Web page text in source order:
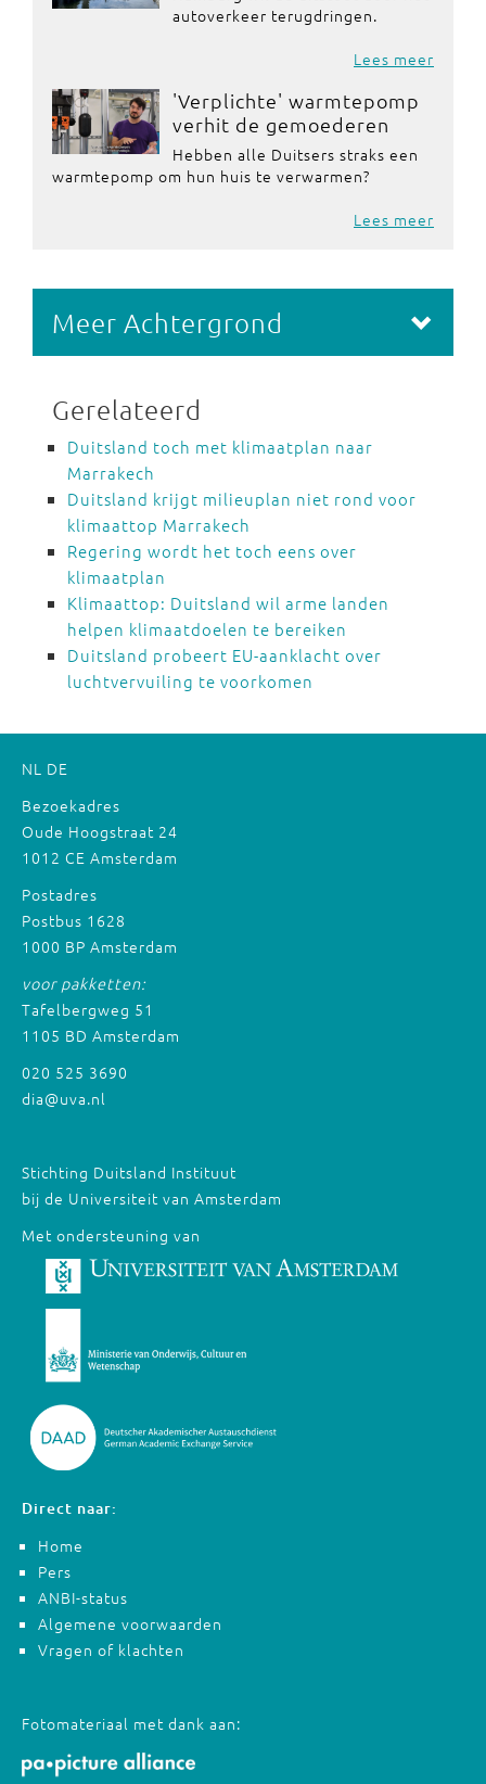
autoverkeer terugdringen.
Lees meer
'Verplichte' warmtepomp
verhit de gemoederen
Hebben alle Duitsers straks een
warmtepomp om hun huis te verwarmen?
Lees meer
Meer Achtergrond
Gerelateerd
Duitsland toch met klimaatplan naar
Marrakech
Duitsland krijgt milieuplan niet rond voor
klimaattop Marrakech
Regering wordt het toch eens over
klimaatplan
Klimaattop: Duitsland wil arme landen
helpen klimaatdoelen te bereiken
Duitsland probeert EU-aanklacht over
luchtvervuiling te voorkomen
NL DE
Bezoekadres
Oude Hoogstraat 24
1012 CE Amsterdam
Postadres
Postbus 1628
1000 BP Amsterdam
voor pakketten:
Tafelbergweg 51
1105 BD Amsterdam
020 525 3690
dia@uva.nl
Stichting Duitsland Instituut
bij de Universiteit van Amsterdam
Met ondersteuning van
Direct naar:
Home
Pers
ANBI-status
Algemene voorwaarden
Vragen of klachten
Fotomateriaal met dank aan: